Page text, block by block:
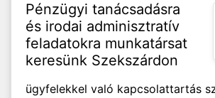
Pénzügyi tanácsadásra
és irodai adminisztratív
feladatokra munkatársat
keresünk Szekszárdon
ügyfelekkel való kapcsolattartás